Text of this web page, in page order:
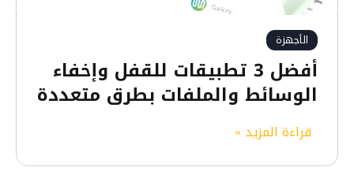
الأجهزة
أفضل 3 تطبيقات للقفل وإخفاء
الوسائط والملفات بطرق متعددة
قراءة المزيد »
ض